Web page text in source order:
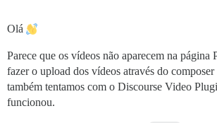
Olá
Parece que os vídeos não aparecem na página
fazer o upload dos vídeos através do
também tentamos com o Discourse Video
funcionou.